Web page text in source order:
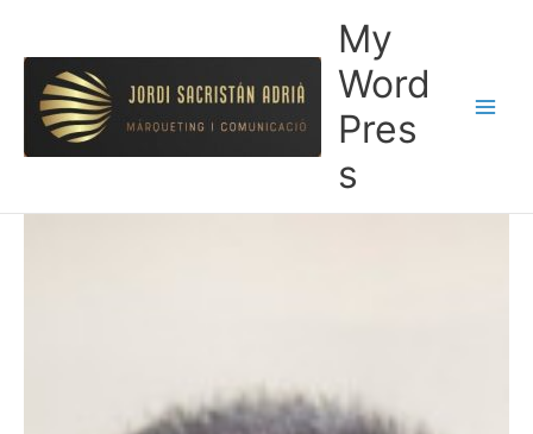
contenido
My
Word
Pres
s